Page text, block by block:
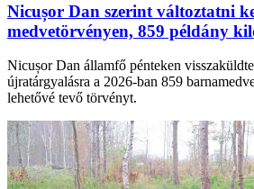
Nicușor Dan szerint változtatni
medvetörvényen, 859 példány
Nicușor Dan államfő pénteken
újratárgyalásra a 2026-ban 859
lehetővé tevő törvényt.